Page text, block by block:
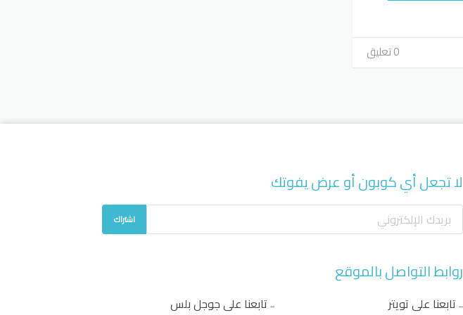
0 تعليق
لا تجعل أي كوبون أو عرض يفوتك
اشتراك
روابط التواصل بالموقع
تابعنا على تويتر تابعنا على جوجل بلس